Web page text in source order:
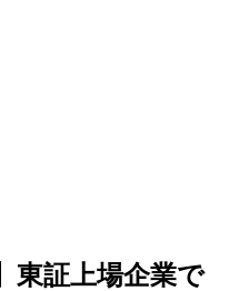
東証上場企業で